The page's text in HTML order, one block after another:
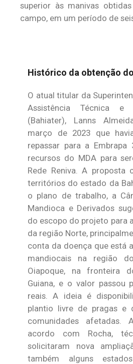
superior às manivas
campo, em um período de
Histórico da obtenção
O atual titular da
Assistência Técnica e
(Bahiater), Lanns
março de 2023 que
repassar para a
recursos do MDA para
Rede Reniva. A proposta
territórios do estado da
o plano de trabalho, a
Mandioca e Derivados
do escopo do projeto para
da região Norte,
conta da doença que está
mandiocais na região
Oiapoque, na fronteira
Guiana, e o valor passou
reais. A ideia é
plantio livre de pragas e
comunidades
acordo com Rocha,
solicitaram nova
também alguns